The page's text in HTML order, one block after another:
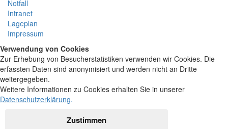
Notfall
Intranet
Lageplan
Impressum
Verwendung von Cookies
Zur Erhebung von Besucherstatistiken verwenden wir Cookies. Die
erfassten Daten sind anonymisiert und werden nicht an Dritte
weitergegeben.
Weitere Informationen zu Cookies erhalten Sie in unserer
Datenschutzerklärung.
Zustimmen